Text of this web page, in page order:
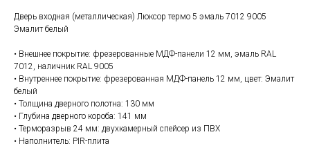
Дверь входная (металлическая) Люксор термо 5 эмаль 7012 9005
Эмалит белый
• Внешнее покрытие: фрезерованные МДФ-панели 12 мм, эмаль RAL
7012, наличник RAL 9005
• Внутреннее покрытие: фрезерованная МДФ-панель 12 мм, цвет: Эмалит
белый
• Толщина дверного полотна: 130 мм
• Глубина дверного короба: 141 мм
• Терморазрыв 24 мм: двухкамерный спейсер из ПВХ
• Наполнитель: PIR-плита